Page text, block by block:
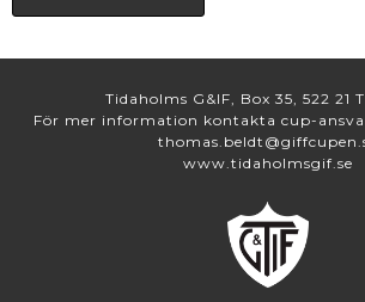
Tidaholms G&IF, Box 35, 522 21
För mer information kontakta cup-
www.tidaholmsgif.se